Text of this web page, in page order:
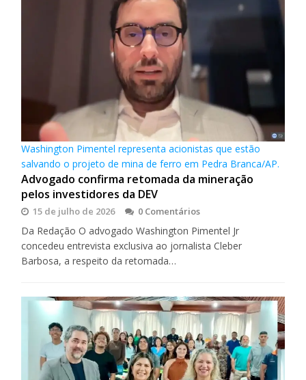
Washington Pimentel representa acionistas que estão
salvando o projeto de mina de ferro em Pedra Branca/AP.
Advogado confirma retomada da mineração
pelos investidores da DEV
15 de julho de 2026 0 Comentários
Da Redação O advogado Washington Pimentel Jr
concedeu entrevista exclusiva ao jornalista Cleber
Barbosa, a respeito da retomada…